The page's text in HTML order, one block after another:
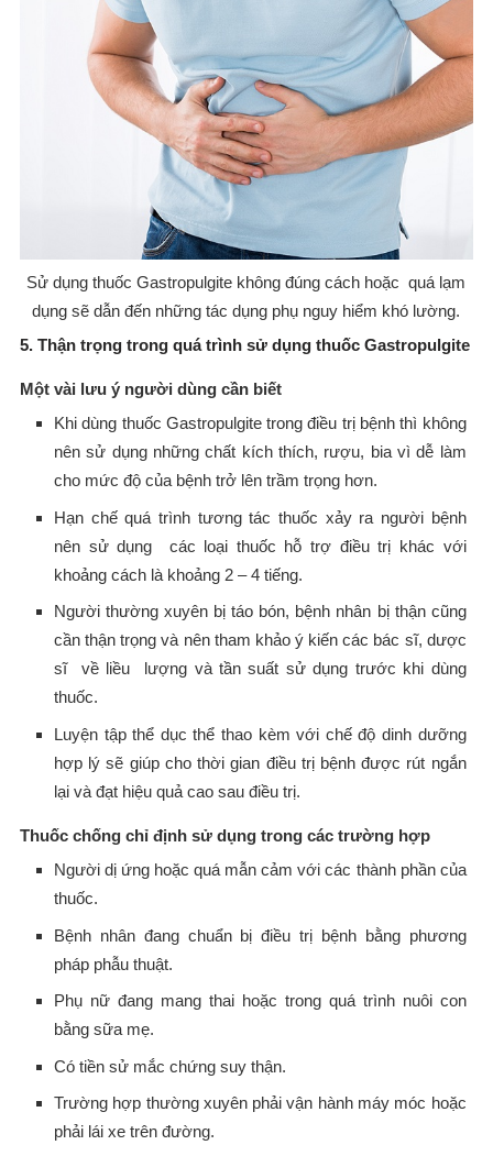
Sử dụng thuốc Gastropulgite không đúng cách hoặc quá lạm
dụng sẽ dẫn đến những tác dụng phụ nguy hiểm khó lường.
5. Thận trọng trong quá trình sử dụng thuốc Gastropulgite
Một vài lưu ý người dùng cần biết
Khi dùng thuốc Gastropulgite trong điều trị bệnh thì không
nên sử dụng những chất kích thích, rượu, bia vì dễ làm
cho mức độ của bệnh trở lên trầm trọng hơn.
Hạn chế quá trình tương tác thuốc xảy ra người bệnh
nên sử dụng các loại thuốc hỗ trợ điều trị khác với
khoảng cách là khoảng 2 – 4 tiếng.
Người thường xuyên bị táo bón, bệnh nhân bị thận cũng
cần thận trọng và nên tham khảo ý kiến các bác sĩ, dược
sĩ về liều lượng và tần suất sử dụng trước khi dùng
thuốc.
Luyện tập thể dục thể thao kèm với chế độ dinh dưỡng
hợp lý sẽ giúp cho thời gian điều trị bệnh được rút ngắn
lại và đạt hiệu quả cao sau điều trị.
Thuốc chống chỉ định sử dụng trong các trường hợp
Người dị ứng hoặc quá mẫn cảm với các thành phần của
thuốc.
Bệnh nhân đang chuẩn bị điều trị bệnh bằng phương
pháp phẫu thuật.
Phụ nữ đang mang thai hoặc trong quá trình nuôi con
bằng sữa mẹ.
Có tiền sử mắc chứng suy thận.
Trường hợp thường xuyên phải vận hành máy móc hoặc
phải lái xe trên đường.